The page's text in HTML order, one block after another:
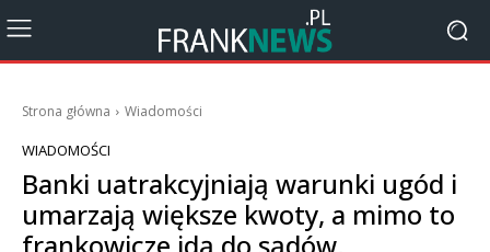
Strona główna Wiadomości
WIADOMOŚCI
Banki uatrakcyjniają warunki ugód i
umarzają większe kwoty, a mimo to